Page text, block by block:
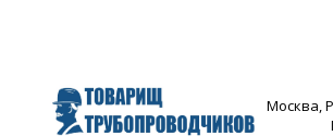
Москва,